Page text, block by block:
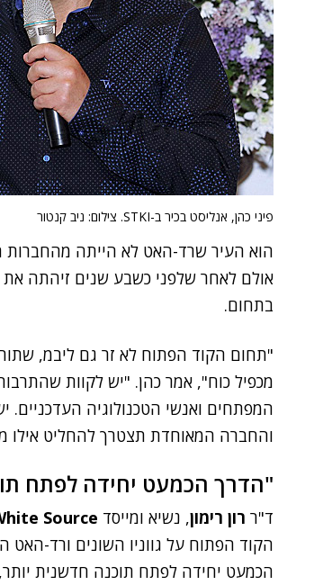
פיני כהן, אנליסט בכיר ב-STKI. צילום: ניב קנטור
אולם לאחר שלפני כשבע שנים זיהתה
בתחום.
"תחום הקוד הפתוח לא זר גם ליבמ,
מכפיל כוח", אמר כהן. "יש לקוות
המפתחים ואנשי הטכנולוגיה העדכניים.
והחברה המאוחדת תצטרך להחליט אילו
"הדרך הכמעט יחידה לפתח
ד"ר רון רימון, נשיא ומייסד Source
הקוד הפתוח על גווניו השונים ורד-
הכמעט יחידה לפתח תוכנה חדשנית יותר,